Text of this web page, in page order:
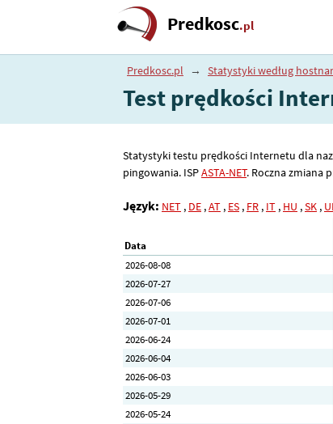
Predkosc.pl
Predkosc.pl → Statystyki według
Test prędkości
Statystyki testu prędkości Internetu dla
pingowania. ISPASTA-NET. Roczna zmiana
Język: NET , DE ,AT , ES , FR , IT , HU ,SK ,
Data
2026-08-08
2026-07-27
2026-07-06
2026-07-01
2026-06-24
2026-06-04
2026-06-03
2026-05-29
2026-05-24